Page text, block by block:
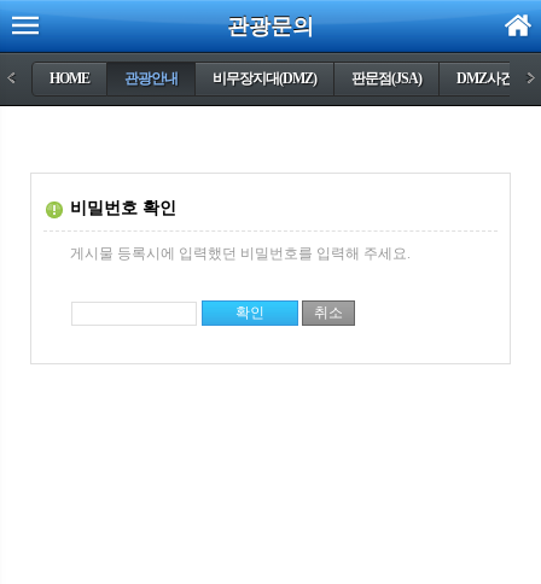
관광문의
< HOME 관광안내 비무장지대(DMZ) 판문점(JSA) DMZ사건들 >
비밀번호 확인
게시물 등록시에 입력했던 비밀번호를 입력해 주세요.